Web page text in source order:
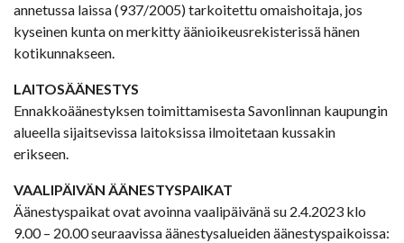
annetussa laissa (937/2005) tarkoitettu omaishoitaja, jos
kyseinen kunta on merkitty äänioikeusrekisterissä hänen
kotikunnakseen.
LAITOSÄÄNESTYS
Ennakkoäänestyksen toimittamisesta Savonlinnan kaupungin
alueella sijaitsevissa laitoksissa ilmoitetaan kussakin
erikseen.
VAALIPÄIVÄN ÄÄNESTYSPAIKAT
Äänestyspaikat ovat avoinna vaalipäivänä su 2.4.2023 klo
9.00 – 20.00 seuraavissa äänestysalueiden äänestyspaikoissa: